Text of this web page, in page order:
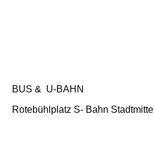
BUS & U-BAHN
Rotebühlplatz S- Bahn Stadtmitte